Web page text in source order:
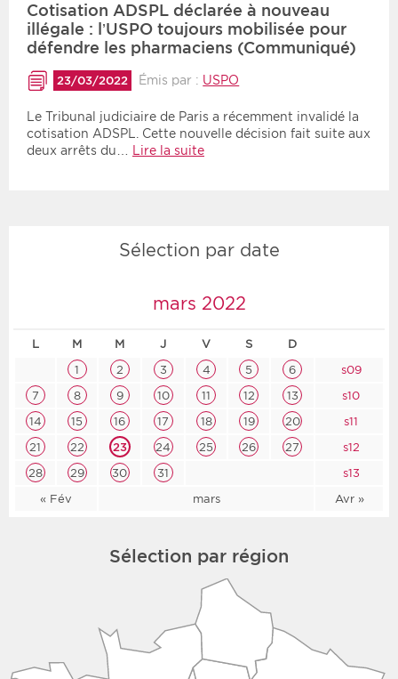
Cotisation ADSPL déclarée à nouveau
illégale : l’USPO toujours mobilisée pour
défendre les pharmaciens (Communiqué)
23/03/2022 Émis par : USPO
Le Tribunal judiciaire de Paris a récemment invalidé la
cotisation ADSPL. Cette nouvelle décision fait suite aux
deux arrêts du… Lire la suite
Sélection par date
mars 2022
L M M J V S D
« Fév mars Avr »
1 2 3 4 5 6
s09
7
8 9 10 11 12 13
s10
14
15 16 17 18 19 20
s11
21
22 23 24 25 26 27
s12
28
29 30 31 s13
Sélection par région